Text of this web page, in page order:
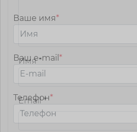
Имя*
Email*
Ваше имя*
Ваш e-mail *
Телефон*